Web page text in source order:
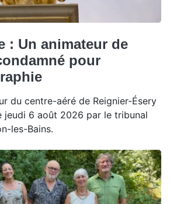
: Un animateur de
pour
du centre-aéré de Reignier-Ésery
jeudi 6 août 2026 par le tribunal
les-Bains.